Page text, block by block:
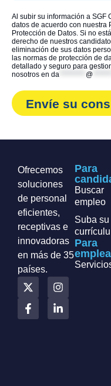
Al subir su información a SGF
datos de acuerdo con nuestra
Protección de Datos. Si no
derecho de nuestros
eliminación de sus datos
las normas de protección de
detallado y seguro para
nosotros en da @
Envíe su
Ofrecemos
soluciones
de personal
eficientes,
receptivas e
innovadoras
en más de 35
países.
Para
Buscar
empleo
Suba su
Para